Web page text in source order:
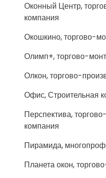
Оконный Центр,
компания
Окошкино, торгово-
Олимп+, торгово-
Олкон, торгово-
Офис, Строительная
Перспектива,
компания
Пирамида,
Планета окон,